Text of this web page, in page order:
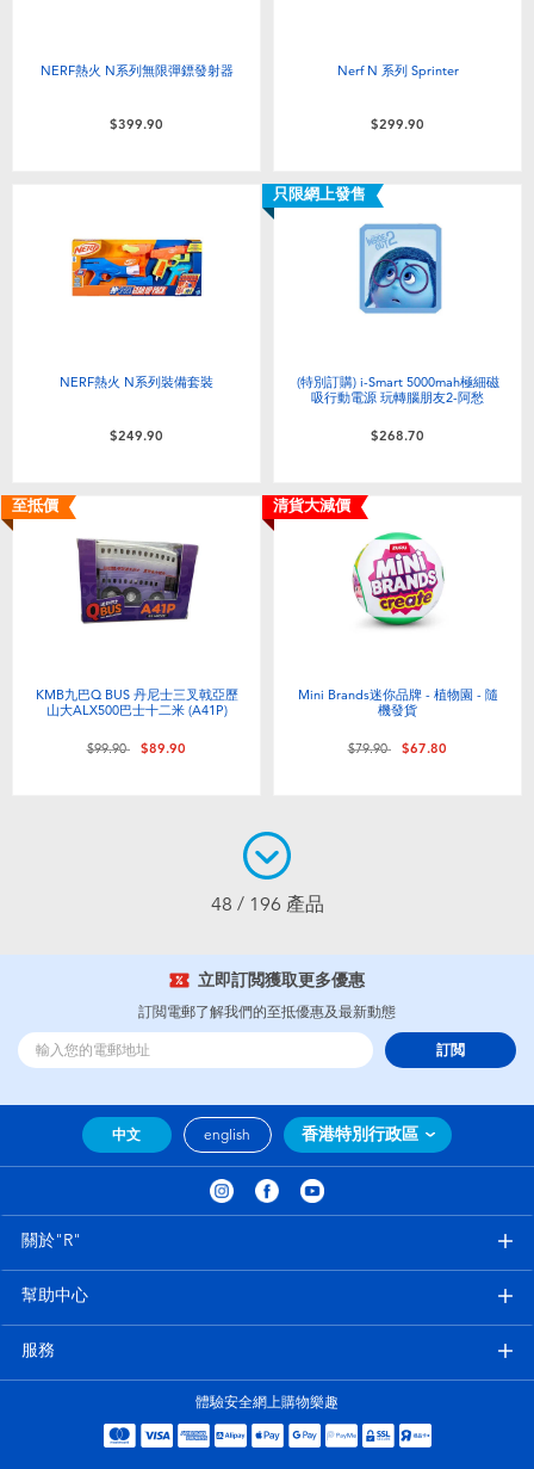
NERF熱火 N系列無限彈鏢發射器
$399.90
Nerf N 系列 Sprinter
$299.90
NERF熱火 N系列裝備套裝
$249.90
只限網上發售
(特別訂購) i-Smart 5000mah極細磁
吸行動電源 玩轉腦朋友2-阿愁
$268.70
至抵價
KMB九巴Q BUS 丹尼士三叉戟亞歷
山大ALX500巴士十二米 (A41P)
價格從
$99.90至$89.90
清貨大減價
Mini Brands迷你品牌 - 植物園 - 隨
機發貨
價格從
$79.90至$67.80
48 / 196 產品
立即訂閲獲取更多優惠
訂閲電郵了解我們的至抵優惠及最新動態
訂閲
中文 english 香港特別行政區
關於"R"
幫助中心
服務
體驗安全網上購物樂趣